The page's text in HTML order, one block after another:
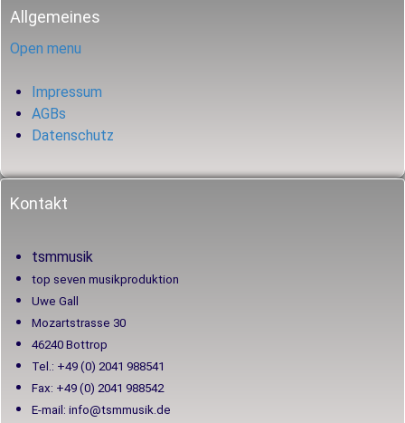
Allgemeines
Open menu
Impressum
AGBs
Datenschutz
Kontakt
tsmmusik
top seven musikproduktion
Uwe Gall
Mozartstrasse 30
46240 Bottrop
Tel.: +49 (0) 2041 988541
Fax: +49 (0) 2041 988542
E-mail: info@tsmmusik.de